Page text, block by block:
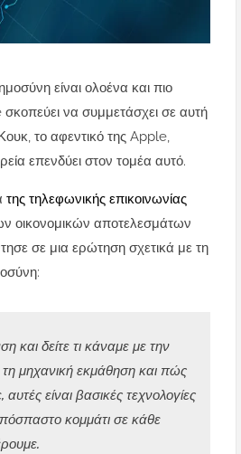
είναι ολοένα και πιο
να συμμετάσχει σε αυτή
το αφεντικό της Apple,
επενδύει στον τομέα αυτό.
της τηλεφωνικής επικοινωνίας
οικονομικών αποτελεσμάτων
σε μια ερώτηση σχετικά με τη
και δείτε τι κάναμε με την
μηχανική εκμάθηση και πώς
είναι βασικές τεχνολογίες
κομμάτι σε κάθε